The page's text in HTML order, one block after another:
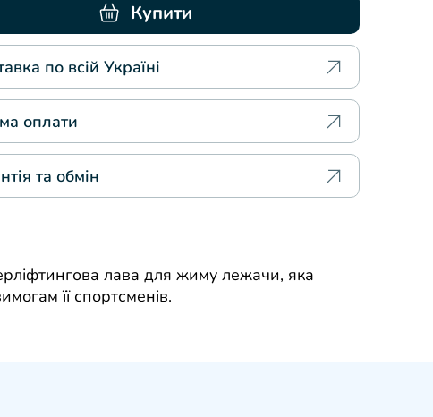
Купити
по всій Україні
оплати
та обмін
лава для жиму лежачи, яка
її спортсменів.